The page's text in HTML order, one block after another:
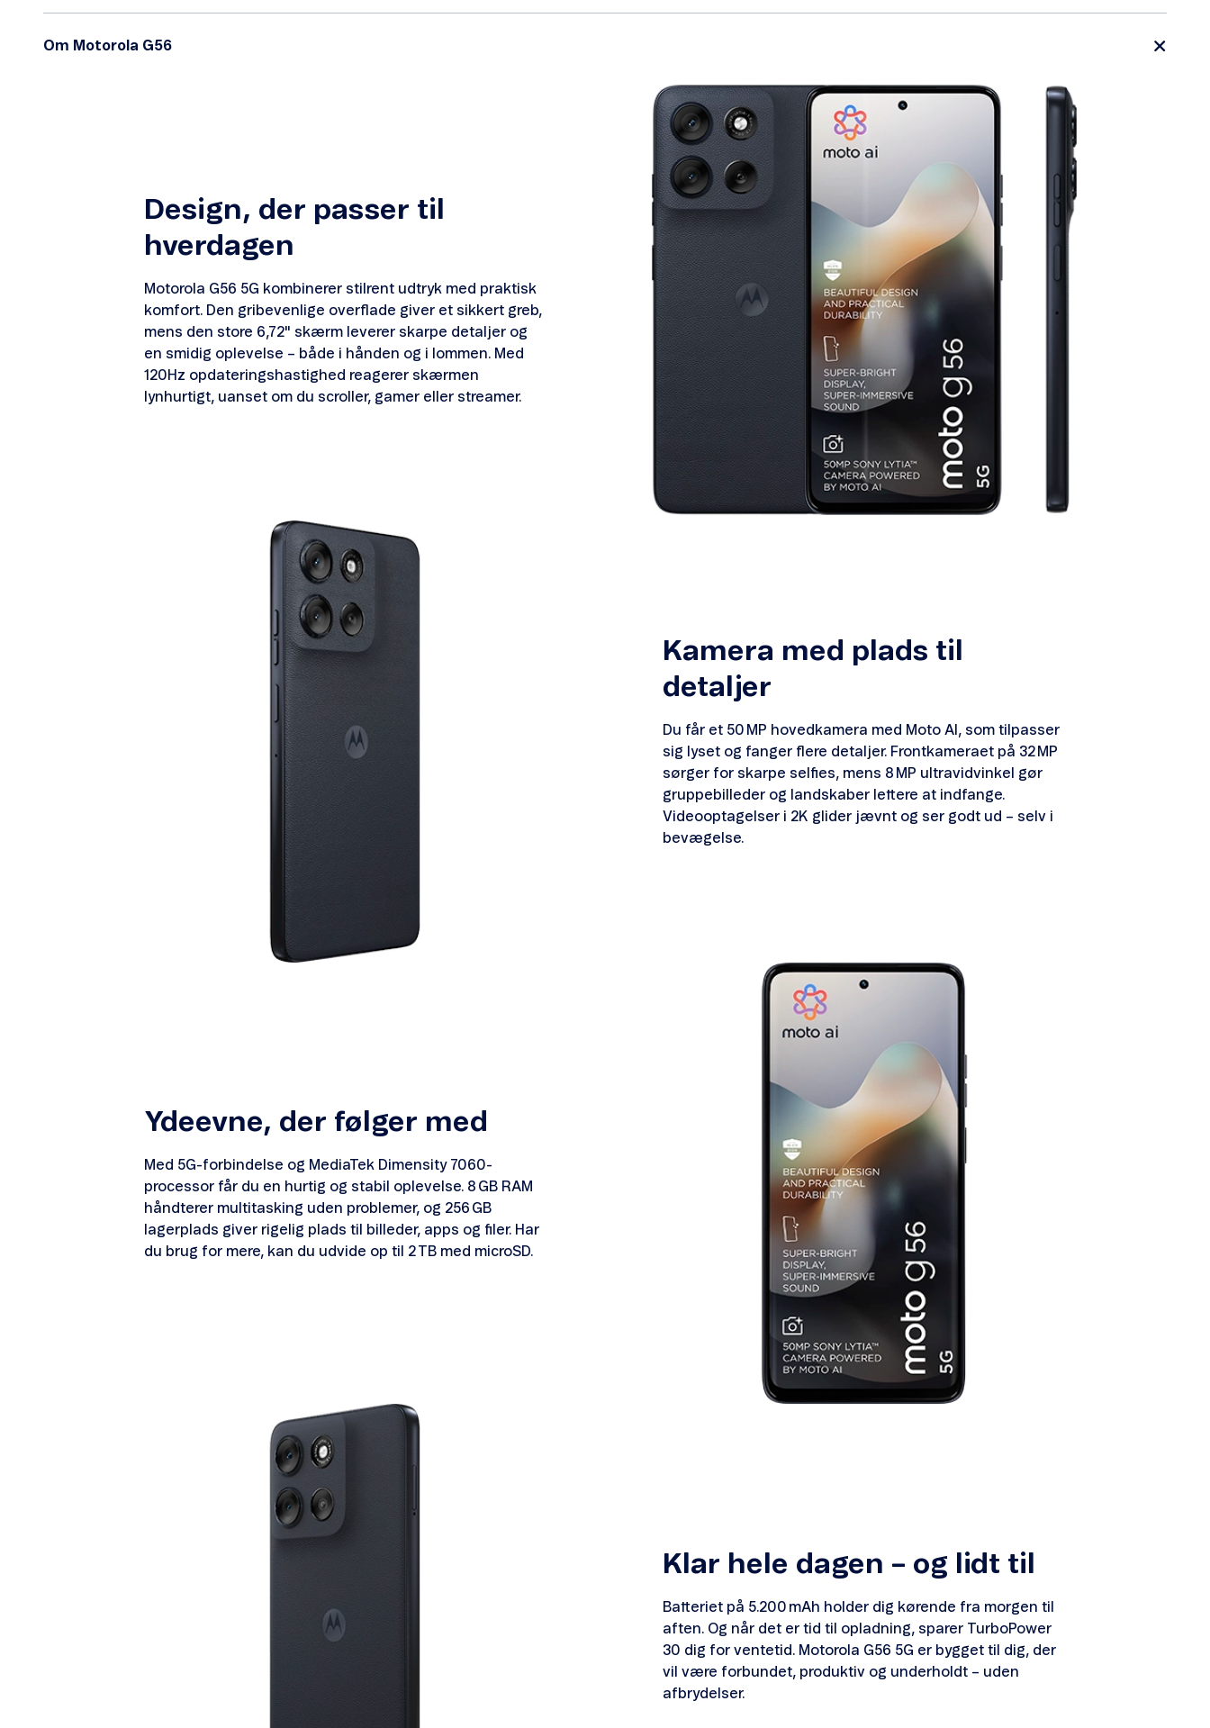
Om Motorola G56
Design, der passer til
hverdagen
Motorola G56 5G kombinerer stilrent udtryk med praktisk
komfort. Den gribevenlige overflade giver et sikkert greb,
mens den store 6,72" skærm leverer skarpe detaljer og
en smidig oplevelse – både i hånden og i lommen. Med
120Hz opdateringshastighed reagerer skærmen
lynhurtigt, uanset om du scroller, gamer eller streamer.
Kamera med plads til
detaljer
Du får et 50 MP hovedkamera med Moto AI, som tilpasser
sig lyset og fanger flere detaljer. Frontkameraet på 32 MP
sørger for skarpe selfies, mens 8 MP ultravidvinkel gør
gruppebilleder og landskaber lettere at indfange.
Videooptagelser i 2K glider jævnt og ser godt ud – selv i
bevægelse.
Ydeevne, der følger med
Med 5G-forbindelse og MediaTek Dimensity 7060-
processor får du en hurtig og stabil oplevelse. 8 GB RAM
håndterer multitasking uden problemer, og 256 GB
lagerplads giver rigelig plads til billeder, apps og filer. Har
du brug for mere, kan du udvide op til 2 TB med microSD.
Klar hele dagen – og lidt til
Batteriet på 5.200 mAh holder dig kørende fra morgen til
aften. Og når det er tid til opladning, sparer TurboPower
30 dig for ventetid. Motorola G56 5G er bygget til dig, der
vil være forbundet, produktiv og underholdt – uden
afbrydelser.